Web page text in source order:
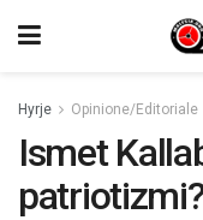
Hyrje Opinione/Editoriale
Ismet